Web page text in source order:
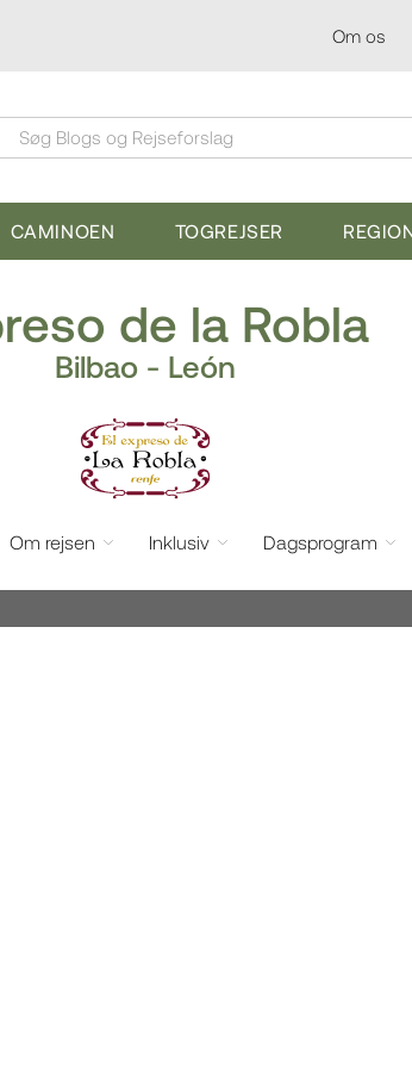
Om os
Søg Blogs og Rejseforslag
CAMINOEN TOGREJSER
de la Robla
Bilbao - León
Om rejsen Inklusiv Dagsprogram